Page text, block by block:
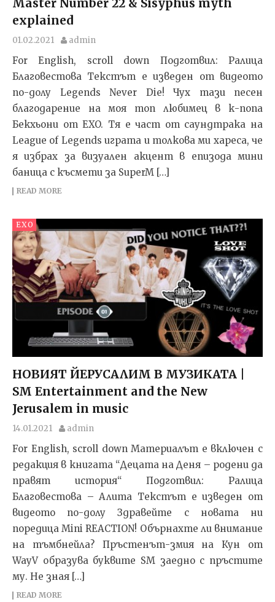
Master Number 22 & Sisyphus myth
explained
01.02.2021 admin
For English, scroll down Подготвил: Ралица
Благовестова Текстът e изведен от видеото
по-долу Legends Never Die! Чух тази песен
благодарение на моя топ любимец в к-попа
Бекхьони от EXO. Тя е част от саундтрака на
League of Legends играта и толкова ми хареса, че
я избрах за визуален акцент в епизода мини
баница с късмети за SuperM […]
READ MORE
EXO
НОВИЯТ ЙЕРУСАЛИМ В МУЗИКАТА |
SM Entertainment and the New
Jerusalem in music
14.01.2021 admin
For English, scroll down Материалът е включен с
редакция в книгата “Децата на Деня – родени да
правят история“ Подготвил: Ралица
Благовестова – Алита Текстът e изведен от
видеото по-долу Здравейте с новата ни
поредица Mini REACTION! Обърнахте ли внимание
на тъмбнейла? Пръстенът-змия на Кун от
WayV образува буквите SM заедно с пръстите
му. Не зная […]
READ MORE